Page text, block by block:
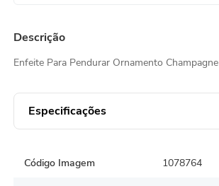
Descrição
Enfeite Para Pendurar Ornamento Champagne
Especificações
Código Imagem 1078764